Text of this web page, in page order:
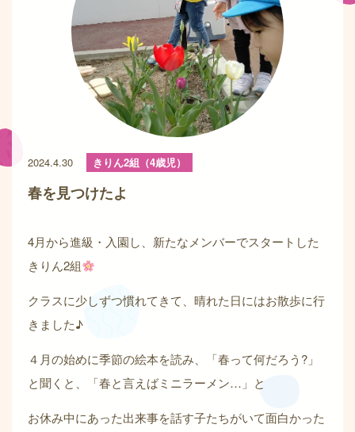
2024.4.30 きりん2組（4歳児）
春を見つけたよ
4月から進級・入園し、新たなメンバーでスタートした
きりん2組
クラスに少しずつ慣れてきて、晴れた日にはお散歩に行
きました♪
４月の始めに季節の絵本を読み、「春って何だろう?」
と聞くと、「春と言えばミニラーメン…」と
お休み中にあった出来事を話す子たちがいて面白かった